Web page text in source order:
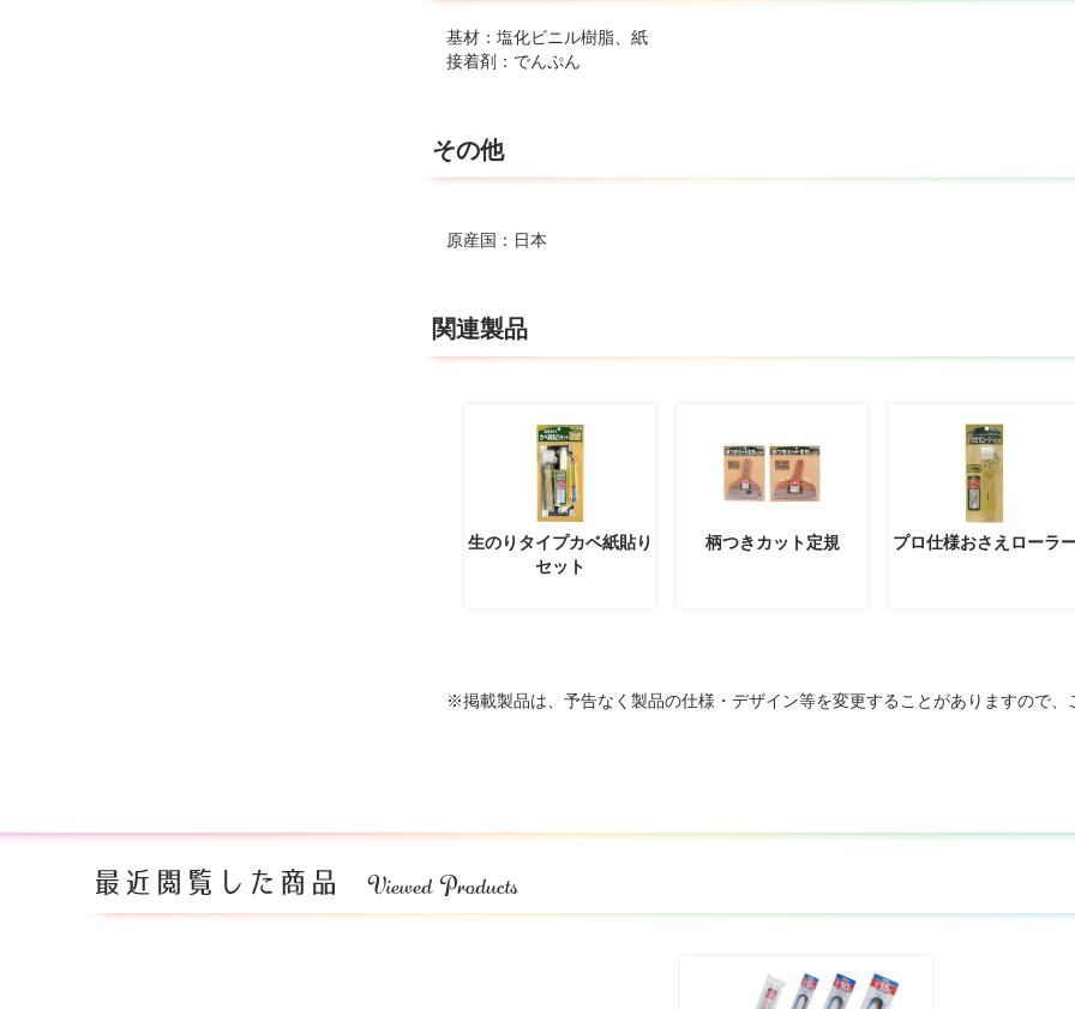
基材：塩化ビニル樹脂、紙
接着剤：でんぷん
その他
原産国：日本
関連製品
生のりタイプカベ紙貼り
セット
柄つきカット定規 プロ仕様おさえローラ
※掲載製品は、予告なく製品の仕様・デザイン等を変更することがありますので、